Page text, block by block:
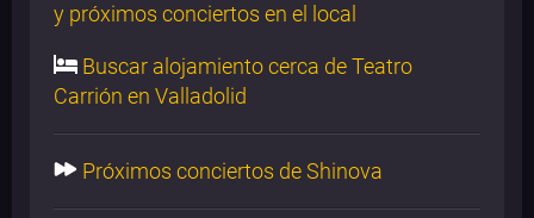
y próximos conciertos en el local
Buscar alojamiento cerca de Teatro
Carrión en Valladolid
Próximos conciertos de Shinova